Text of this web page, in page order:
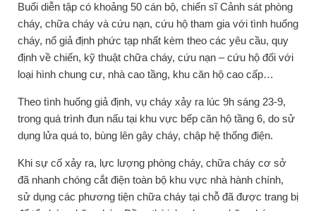
Buổi diễn tập có khoảng 50 cán bộ, chiến sĩ Cảnh sát phòng
cháy, chữa cháy và cứu nạn, cứu hộ tham gia với tình huống
cháy, nổ giả định phức tạp nhất kèm theo các yêu cầu, quy
định về chiến, kỹ thuật chữa cháy, cứu nạn – cứu hộ đối với
loại hình chung cư, nhà cao tầng, khu căn hộ cao cấp…
Theo tình huống giả định, vụ cháy xảy ra lúc 9h sáng 23-9,
trong quá trình đun nấu tại khu vực bếp căn hộ tầng 6, do sử
dụng lửa quá to, bùng lên gây cháy, chập hệ thống điện.
Khi sự cố xảy ra, lực lượng phòng cháy, chữa cháy cơ sở
đã nhanh chóng cắt điện toàn bộ khu vực nhà hành chính,
sử dụng các phương tiện chữa cháy tại chỗ đã được trang bị